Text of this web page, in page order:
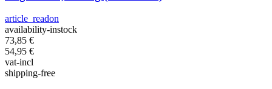
article_readon
availability-instock
73,85 €
54,95 €
vat-incl
shipping-free